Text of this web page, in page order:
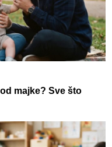
majke? Sve što